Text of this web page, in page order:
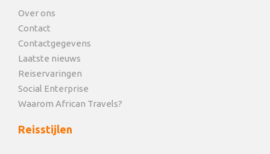
Over ons
Contact
Contactgegevens
Laatste nieuws
Reiservaringen
Social Enterprise
Waarom African Travels?
Reisstijlen